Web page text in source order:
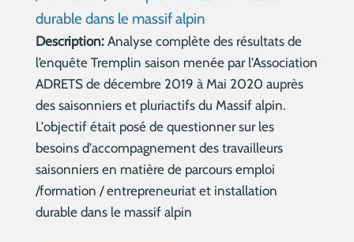
durable dans le massif alpin
Description: Analyse complète des résultats de
l’enquête Tremplin saison menée par l'Association
ADRETS de décembre 2019 à Mai 2020 auprès
des saisonniers et pluriactifs du Massif alpin.
L'objectif était posé de questionner sur les
besoins d'accompagnement des travailleurs
saisonniers en matière de parcours emploi
/formation / entrepreneuriat et installation
durable dans le massif alpin